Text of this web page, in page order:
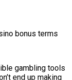
bonus terms
gambling tools
end up making